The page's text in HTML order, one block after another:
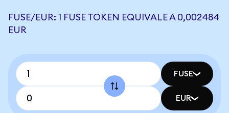
FUSE/EUR: 1 FUSE TOKEN EQUIVALE A 0,002484
EUR
FUSE
EUR